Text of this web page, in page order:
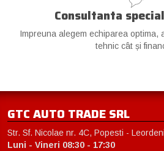
Consultanta
Impreuna alegem echiparea optima,
tehnic cât și
GTC AUTO TRADE SRL
Str. Sf. Nicolae nr. 4C, Popesti -
Luni - Vineri 08:30 - 17:30